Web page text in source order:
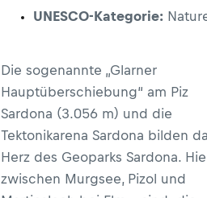
UNESCO-Kategorie:
Die sogenannte „Glarner
Hauptüberschiebung“ am Piz
Sardona (3.056 m) und die
Tektonikarena Sardona bilden
Herz des Geoparks Sardona.
zwischen Murgsee, Pizol und